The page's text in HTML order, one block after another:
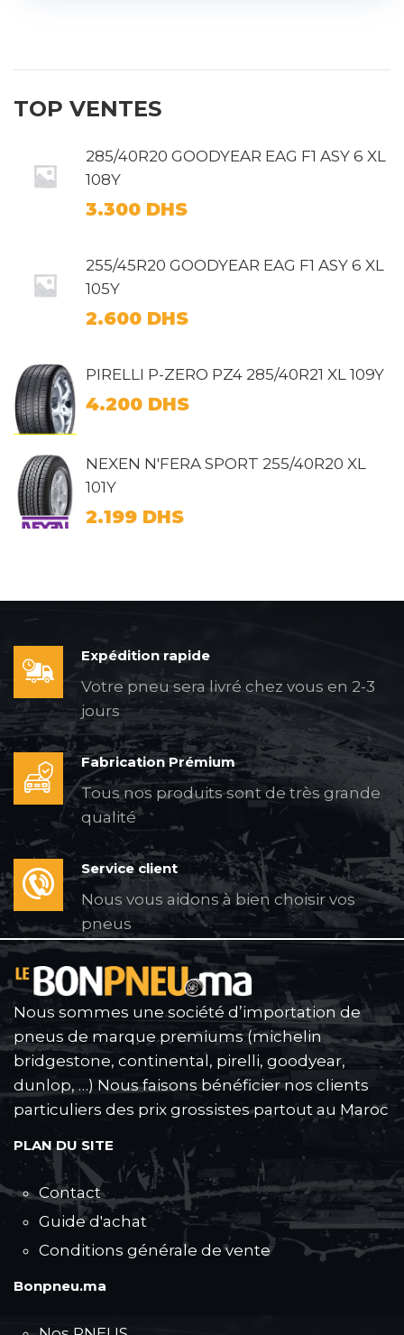
TOP VENTES
285/40R20 GOODYEAR EAG F1 ASY 6 XL
108Y
3.300 DHS
255/45R20 GOODYEAR EAG F1 ASY 6 XL
105Y
2.600 DHS
PIRELLI P-ZERO PZ4 285/40R21 XL 109Y
4.200 DHS
NEXEN N'FERA SPORT 255/40R20 XL
101Y
2.199 DHS
Expédition rapide
Votre pneu sera livré chez vous en 2-3
jours
Fabrication Prémium
Tous nos produits sont de très grande
qualité
Service client
Nous vous aidons à bien choisir vos
pneus
Nous sommes une société d’importation de
pneus de marque premiums (michelin
bridgestone, continental, pirelli, goodyear,
dunlop, …) Nous faisons bénéficier nos clients
particuliers des prix grossistes partout au Maroc
PLAN DU SITE
Contact
Guide d'achat
Conditions générale de vente
Bonpneu.ma